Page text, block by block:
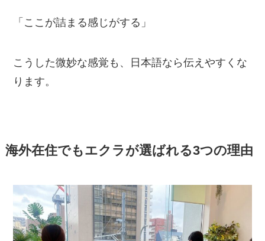
「ここが詰まる感じがする」
こうした微妙な感覚も、日本語なら伝えやすくな
ります。
海外在住でもエクラが選ばれる3つの理由